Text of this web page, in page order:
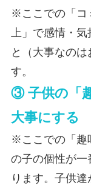
※ここでの「コ
上」で感情・気
と（大事なの
す。
③ 子供の「
大事にする
※ここでの「趣
の子の個性が一
ります。子供